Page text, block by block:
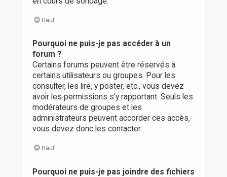
Haut
Pourquoi ne puis-je pas accéder à un
forum ?
Certains forums peuvent être réservés à
certains utilisateurs ou groupes. Pour les
consulter, les lire, y poster, etc., vous devez
avoir les permissions s’y rapportant. Seuls les
modérateurs de groupes et les
administrateurs peuvent accorder ces accès,
vous devez donc les contacter.
Haut
Pourquoi ne puis-je pas joindre des fichiers